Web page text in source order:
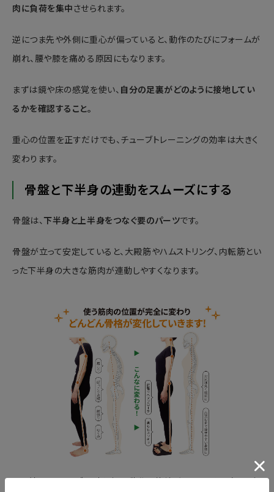
肉に負荷を集中させられます。
逆につま先や外側に重心が偏っていると、動作のたびにフォームが
崩れ、腰や膝を痛める原因にもなります。
まずは鏡や床の感覚を使い、 自分の足裏がどのように接地してい
るかを確認すること。
重心の位置を正すだけでも、チューブトレーニングの効率は大きく
変わります。
骨盤と下半身の連動をスムーズにする
骨盤は、下半身と上半身をつなぐ要のパーツです。
骨盤が立って安定していると、大殿筋やハムストリング、内転筋とい
った下半身の大きな筋肉が連動しやすくなります。
その結果、チューブを引く・押す動作に体幹がしっかりと関与し、全